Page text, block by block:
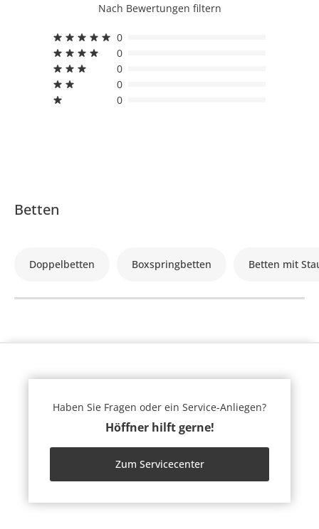
Nach Bewertungen filtern
0
0
0
0
0
Betten
Doppelbetten Boxspringbetten Betten mit
Haben Sie Fragen oder ein Service-Anliegen?
Höffner hilft gerne!
Zum Servicecenter